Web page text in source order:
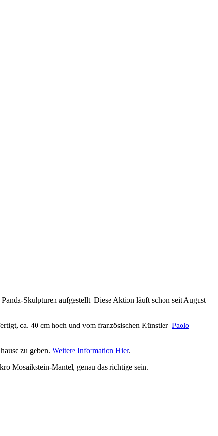
Skulpturen aufgestellt. Diese Aktion läuft schon seit August
ca. 40 cm hoch und vom französischen Künstler Paolo
zu geben. Weitere Information Hier.
Mosaikstein-Mantel, genau das richtige sein.